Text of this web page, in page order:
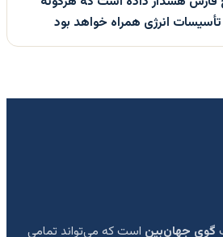
انرژی همراه خواهد بود
گوی جهان‌بین است که می‌تواند تمامی